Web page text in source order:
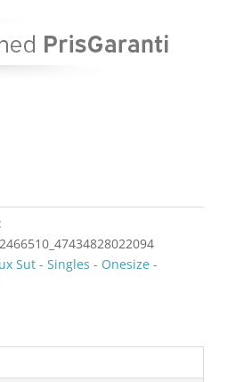
Sut - Singles - Onesize -